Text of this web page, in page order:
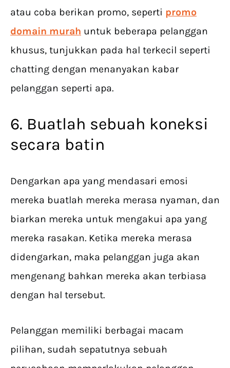
atau coba berikan promo, seperti promo
domain murah untuk beberapa pelanggan
khusus, tunjukkan pada hal terkecil seperti
chatting dengan menanyakan kabar
pelanggan seperti apa.
6. Buatlah sebuah koneksi
secara batin
Dengarkan apa yang mendasari emosi
mereka buatlah mereka merasa nyaman, dan
biarkan mereka untuk mengakui apa yang
mereka rasakan. Ketika mereka merasa
didengarkan, maka pelanggan juga akan
mengenang bahkan mereka akan terbiasa
dengan hal tersebut.
Pelanggan memiliki berbagai macam
pilihan, sudah sepatutnya sebuah